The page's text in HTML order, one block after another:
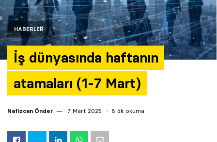
HABERLER
İş dünyasında haftanın
atamaları (1-7 Mart)
Nafizcan Önder 7 Mart 2025 8 dk okuma